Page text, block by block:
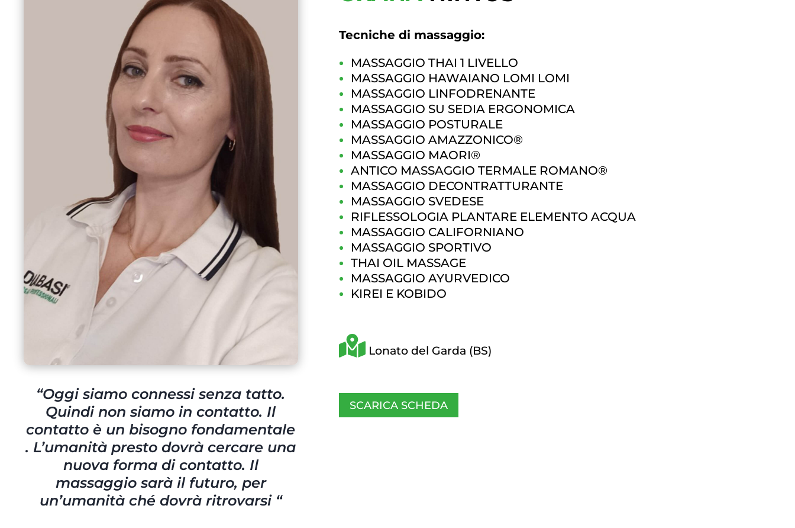
“Oggi siamo connessi senza tatto.
Quindi non siamo in contatto. Il
contatto è un bisogno fondamentale
. L’umanità presto dovrà cercare una
nuova forma di contatto. Il
massaggio sarà il futuro, per
un’umanità ché dovrà ritrovarsi “
Tecniche di massaggio:
MASSAGGIO THAI 1 LIVELLO
MASSAGGIO HAWAIANO LOMI LOMI
MASSAGGIO LINFODRENANTE
MASSAGGIO SU SEDIA ERGONOMICA
MASSAGGIO POSTURALE
MASSAGGIO AMAZZONICO®
MASSAGGIO MAORI®
ANTICO MASSAGGIO TERMALE ROMANO®
MASSAGGIO DECONTRATTURANTE
MASSAGGIO SVEDESE
RIFLESSOLOGIA PLANTARE ELEMENTO ACQUA
MASSAGGIO CALIFORNIANO
MASSAGGIO SPORTIVO
THAI OIL MASSAGE
MASSAGGIO AYURVEDICO
KIREI E KOBIDO
Lonato del Garda (BS)
SCARICA SCHEDA